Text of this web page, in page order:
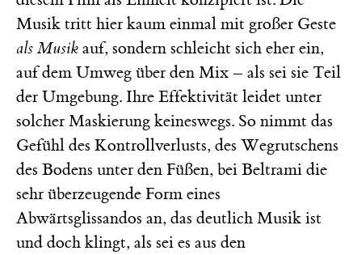
Musik tritt hier kaum einmal mit großer Geste
als Musik auf, sondern schleicht sich eher ein,
auf dem Umweg über den Mix – als sei sie Teil
der Umgebung. Ihre Effektivität leidet unter
solcher Maskierung keineswegs. So nimmt das
Gefühl des Kontrollverlusts, des Wegrutschens
des Bodens unter den Füßen, bei Beltrami die
sehr überzeugende Form eines
Abwärtsglissandos an, das deutlich Musik ist
und doch klingt, als sei es aus den